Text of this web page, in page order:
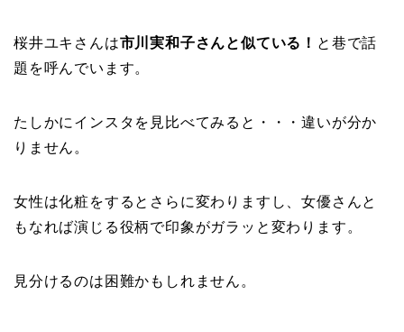
桜井ユキさんは市川実和子さんと似ている！ と巷で話
題を呼んでいます。
たしかにインスタを見比べてみると・・・違いが分か
りません。
女性は化粧をするとさらに変わりますし、女優さんと
もなれば演じる役柄で印象がガラッと変わります。
見分けるのは困難かもしれません。